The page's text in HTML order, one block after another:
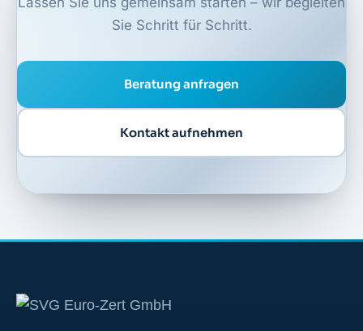
Sie Schritt für Schritt.
Beratung anfragen
Kontakt aufnehmen